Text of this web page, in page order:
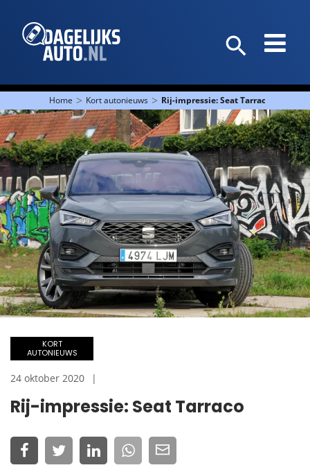
Home > Kort autonieuws > Rij-impressie: Seat Tarraco
Rij-impressie: Seat Tarraco
KORT
AUTONIEUWS
24 oktober 2020